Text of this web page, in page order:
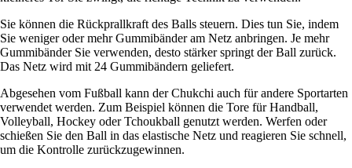
Sie können die Rückprallkraft des Balls steuern. Dies tun Sie, indem
Sie weniger oder mehr Gummibänder am Netz anbringen. Je mehr
Gummibänder Sie verwenden, desto stärker springt der Ball zurück.
Das Netz wird mit 24 Gummibändern geliefert.
Abgesehen vom Fußball kann der Chukchi auch für andere Sportarten
verwendet werden. Zum Beispiel können die Tore für Handball,
Volleyball, Hockey oder Tchoukball genutzt werden. Werfen oder
schießen Sie den Ball in das elastische Netz und reagieren Sie schnell,
um die Kontrolle zurückzugewinnen.